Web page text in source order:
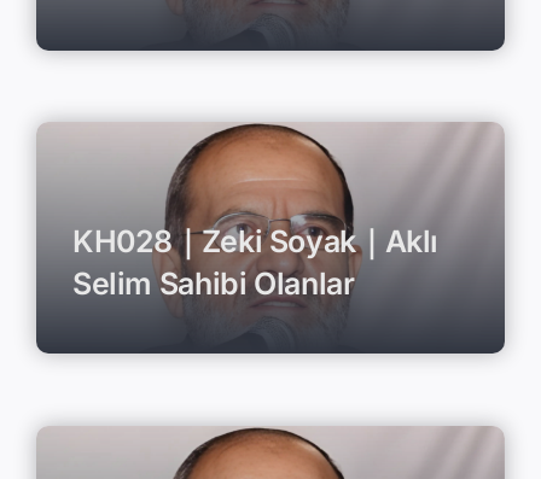
KH028｜Zeki Soyak｜Aklı
Selim Sahibi Olanlar